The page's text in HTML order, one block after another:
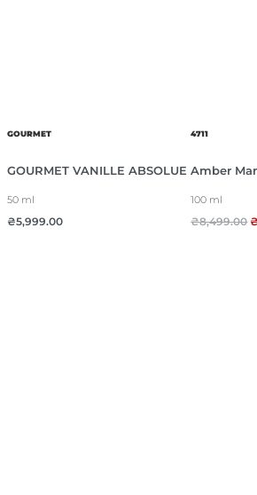
GOURMET
GOURMET VANILLE ABSOLUE
50 ml
₴5,999.00
4711
Amber
100 ml
₴8,499.00